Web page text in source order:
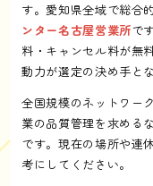
す。愛知県全域で総合
ンター名古屋営業所で
料・キャンセル料が無
動力が選定の決め手と
全国規模のネットワー
業の品質管理を求める
です。現在の場所や連
考にしてください。